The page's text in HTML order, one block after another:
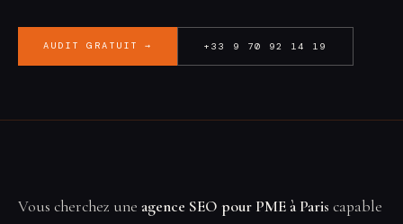
AUDIT GRATUIT → +33 9 70 92 14 19
Vous cherchez une agence SEO pour PME à Paris capable